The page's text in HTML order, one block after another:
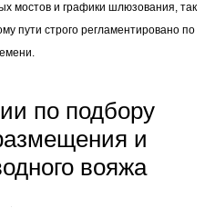
мостов и графики шлюзования, так
пути строго регламентировано по
по подбору
и
вояжа